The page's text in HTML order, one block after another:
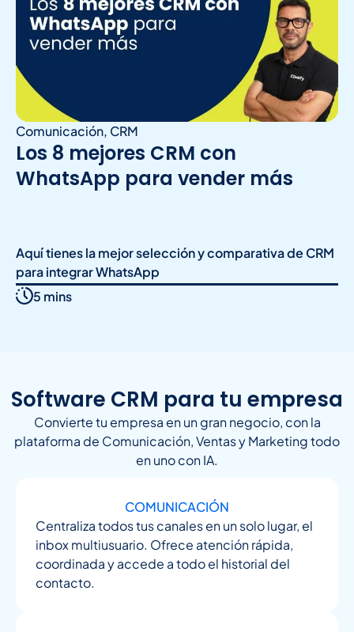
Comunicación, CRM
Los 8 mejores CRM con
WhatsApp para vender más
Aquí tienes la mejor selección y comparativa de CRM
para integrar WhatsApp
5 mins
Software CRM para tu empresa
Convierte tu empresa en un gran negocio, con la
plataforma de Comunicación, Ventas y Marketing todo
en uno con IA.
COMUNICACIÓN
Centraliza todos tus canales en un solo lugar, el
inbox multiusuario. Ofrece atención rápida,
coordinada y accede a todo el historial del
contacto.